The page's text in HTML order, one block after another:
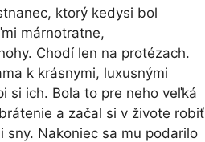
ktorý kedysi bol
márnotratne,
Chodí len na protézach.
k krásnymi, luxusnými
si ich. Bola to pre neho veľká
a začal si v živote robiť
sny. Nakoniec sa mu podarilo